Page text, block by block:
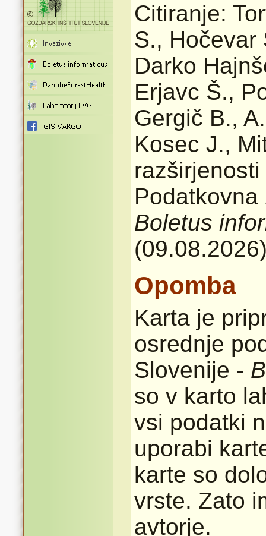
Citiranje:
S., Hočevar
Darko
Erjavc Š.,
Gergič B.,
Kosec J.,
Boletus
Opomba
Karta je
osrednje
Slovenije -
so v karto
vsi podatki
uporabi
karte so
vrste. Zato
avtorje.